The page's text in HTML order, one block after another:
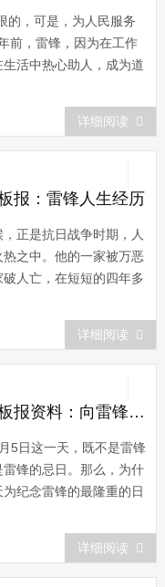
的，可是，为人民服务
前，雷锋，因为在工作
活中热心助人，成为道
来，雷锋精神，感染和教
。雷锋精神是一面永不褪
详细阅读
报：雷锋人生经历
正是抗日战争时期，人
热之中。他的一家被万恶
人亡，在短短的四年多
人被逼迫相继死去，小雷
了孤儿。雷锋曾在一篇日
里很穷，父、母、哥、
敌人和阶级敌人的手里...
详细阅读
[学雷锋日是几月几日]学雷锋黑板报资料：向雷锋学什么
5日这一天，既不是雷锋
锋的忌日。那么，为什
纪念雷锋的最隆重的日
了1963年3月5日，各大
-东的题词：“向雷锋同志
两年前，雷锋就已经成
详细阅读